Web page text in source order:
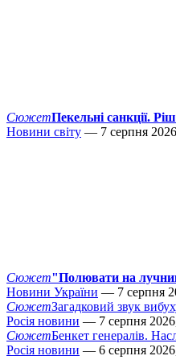
СюжетПекельні санкції.
Новини світу — 7 серпня
Сюжет"Полювати на
Новини України — 7 серпня
СюжетЗагадковий звук
Росія новини — 7 серпня
СюжетБенкет генералів.
Росія новини — 6 серпня